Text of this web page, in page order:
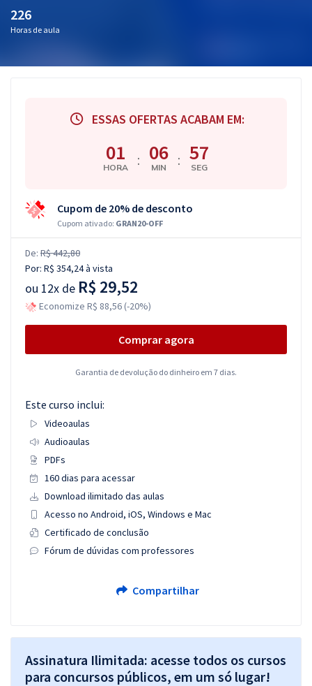
Conteúdo gratuito
Atendimento
226
Horas de aula
ESSAS OFERTAS ACABAM EM:
01
HORA : 06
MIN : 57
SEG
Cupom de 20% de desconto
Cupom ativado: GRAN20-OFF
De: R$ 442,80
Por: R$ 354,24à vista
ou 12x de R$ 29,52
Economize R$ 88,56 (-20%)
Comprar agora
Garantia de devolução do dinheiro em 7 dias.
Este curso inclui:
Videoaulas
Audioaulas
PDFs
160 dias para acessar
Download ilimitado das aulas
Acesso no Android, iOS, Windows e Mac
Certificado de conclusão
Fórum de dúvidas com professores
Compartilhar
Assinatura Ilimitada: acesse todos os cursos
para concursos públicos, em um só lugar!